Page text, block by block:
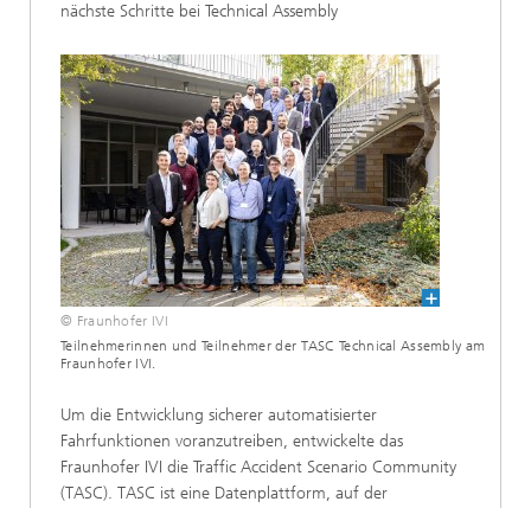
nächste Schritte bei Technical Assembly
© Fraunhofer IVI
Teilnehmerinnen und Teilnehmer der TASC Technical Assembly am
Fraunhofer IVI.
Um die Entwicklung sicherer automatisierter
Fahrfunktionen voranzutreiben, entwickelte das
Fraunhofer IVI die Traffic Accident Scenario Community
(TASC). TASC ist eine Datenplattform, auf der